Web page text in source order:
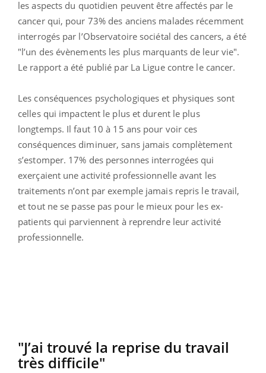
les aspects du quotidien peuvent être affectés par le
cancer qui, pour 73% des anciens malades récemment
interrogés par l’Observatoire sociétal des cancers, a été
"l’un des évènements les plus marquants de leur vie".
Le rapport a été publié par La Ligue contre le cancer.
Les conséquences psychologiques et physiques sont
celles qui impactent le plus et durent le plus
longtemps. Il faut 10 à 15 ans pour voir ces
conséquences diminuer, sans jamais complètement
s’estomper. 17% des personnes interrogées qui
exerçaient une activité professionnelle avant les
traitements n’ont par exemple jamais repris le travail,
et tout ne se passe pas pour le mieux pour les ex-
patients qui parviennent à reprendre leur activité
professionnelle.
"J’ai trouvé la reprise du travail
très difficile"